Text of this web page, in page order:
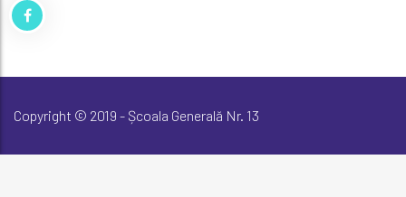
Copyright © 2019 - Școala Generală Nr. 13